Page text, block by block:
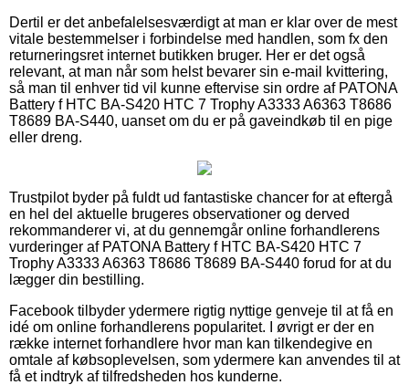
Dertil er det anbefalelsesværdigt at man er klar over de mest
vitale bestemmelser i forbindelse med handlen, som fx den
returneringsret internet butikken bruger. Her er det også
relevant, at man når som helst bevarer sin e-mail kvittering,
så man til enhver tid vil kunne eftervise sin ordre af PATONA
Battery f HTC BA-S420 HTC 7 Trophy A3333 A6363 T8686
T8689 BA-S440, uanset om du er på gaveindkøb til en pige
eller dreng.
Trustpilot byder på fuldt ud fantastiske chancer for at eftergå
en hel del aktuelle brugeres observationer og derved
rekommanderer vi, at du gennemgår online forhandlerens
vurderinger af PATONA Battery f HTC BA-S420 HTC 7
Trophy A3333 A6363 T8686 T8689 BA-S440 forud for at du
lægger din bestilling.
Facebook tilbyder ydermere rigtig nyttige genveje til at få en
idé om online forhandlerens popularitet. I øvrigt er der en
række internet forhandlere hvor man kan tilkendegive en
omtale af købsoplevelsen, som ydermere kan anvendes til at
få et indtryk af tilfredsheden hos kunderne.